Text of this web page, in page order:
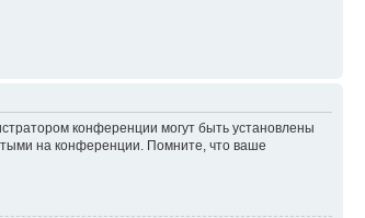
конференции могут быть установлены
на конференции. Помните, что ваше